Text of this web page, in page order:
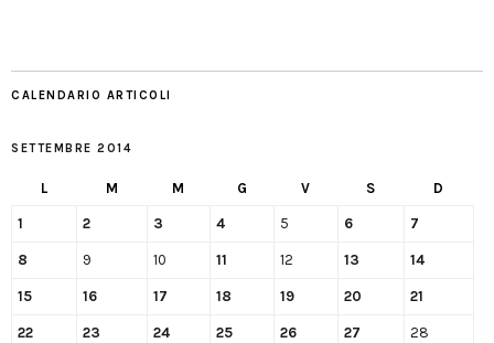
CALENDARIO ARTICOLI
SETTEMBRE 2014
L M M G V S D
1 2 3 4 5 6 7
8 9 10 11 12 13 14
15 16 17 18 19 20 21
22 23 24 25 26 27 28